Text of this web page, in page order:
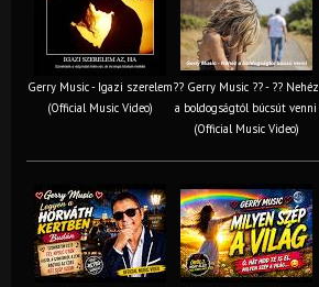
Gerry Music - Igazi szerelem
(Official Music Video)
?? Gerry Music ?? - ?? Nehéz
a boldogságtól búcsút venni
(Official Music Video)